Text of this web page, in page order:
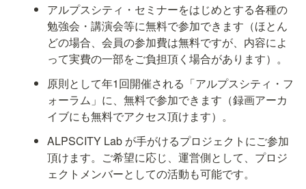
アルプスシティ・セミナーをはじめとする各種の
勉強会・講演会等に無料で参加できます（ほとん
どの場合、会員の参加費は無料ですが、内容によ
って実費の一部をご負担頂く場合があります）。
原則として年1回開催される「アルプスシティ・フ
ォーラム」に、無料で参加できます（録画アーカ
イブにも無料でアクセス頂けます）。
ALPSCITY Lab が手がけるプロジェクトにご参加
頂けます。ご希望に応じ、運営側として、プロジ
ェクトメンバーとしての活動も可能です。